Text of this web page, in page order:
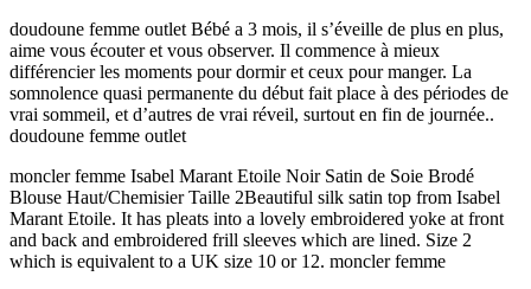
doudoune femme outlet Bébé a 3 mois, il s’éveille de plus en plus,
aime vous écouter et vous observer. Il commence à mieux
différencier les moments pour dormir et ceux pour manger. La
somnolence quasi permanente du début fait place à des périodes de
vrai sommeil, et d’autres de vrai réveil, surtout en fin de journée..
doudoune femme outlet
moncler femme Isabel Marant Etoile Noir Satin de Soie Brodé
Blouse Haut/Chemisier Taille 2Beautiful silk satin top from Isabel
Marant Etoile. It has pleats into a lovely embroidered yoke at front
and back and embroidered frill sleeves which are lined. Size 2
which is equivalent to a UK size 10 or 12. moncler femme